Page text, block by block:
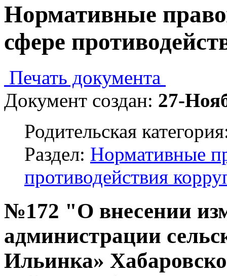
Нормативные
сфере
Печать документа
Документ создан: 27-
Родительская
Раздел: Нормативные
противодействия
№172 "О внесении
администрации
Ильинка»